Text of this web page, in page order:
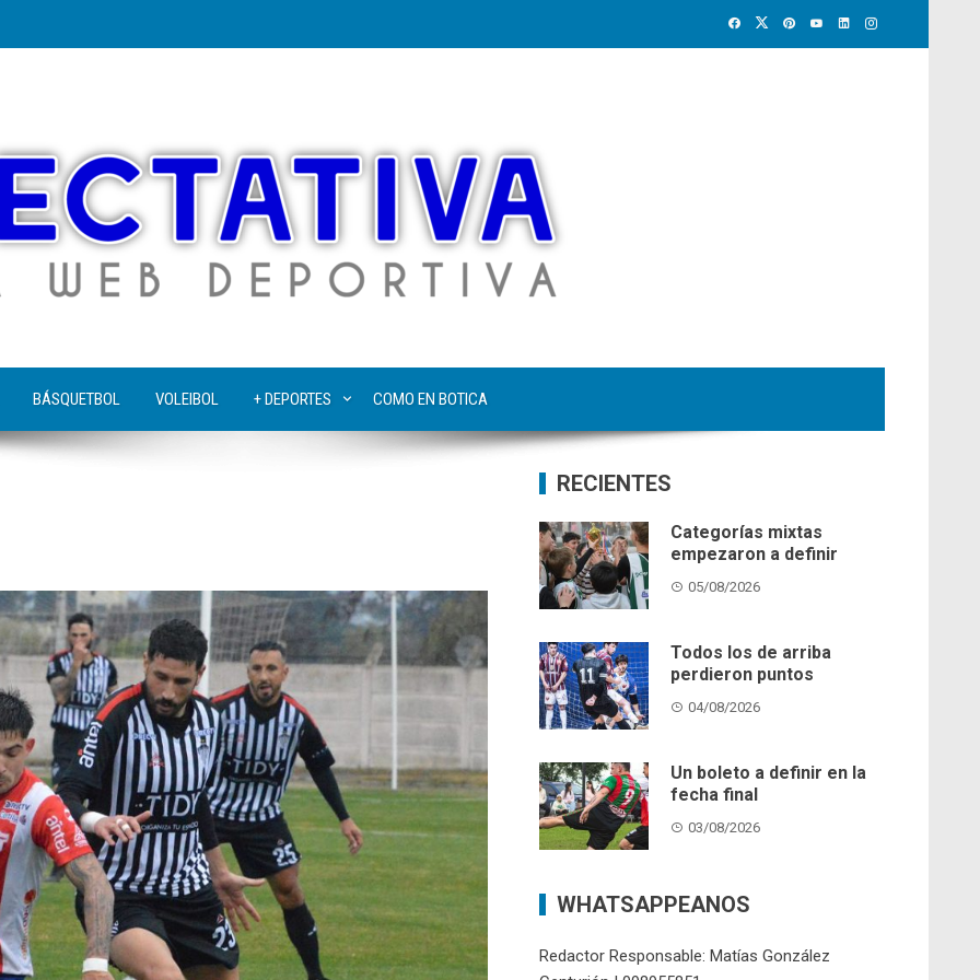
BÁSQUETBOL VOLEIBOL + DEPORTES COMO EN BOTICA
RECIENTES
Categorías mixtas
empezaron a definir
05/08/2026
Todos los de arriba
perdieron puntos
04/08/2026
Un boleto a definir en la
fecha final
03/08/2026
WHATSAPPEANOS
Redactor Responsable: Matías González